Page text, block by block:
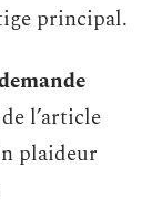
principal.
l’article
plaideur